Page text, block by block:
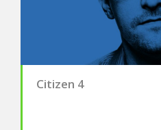
Citizen 4